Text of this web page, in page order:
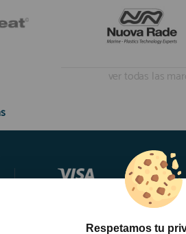
ver todas las
Respetamos tu